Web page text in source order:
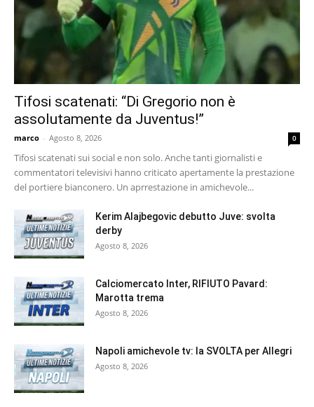
Tifosi scatenati: “Di Gregorio non è
assolutamente da Juventus!”
marco - Agosto 8, 2026 0
Tifosi scatenati sui social e non solo. Anche tanti giornalisti e
commentatori televisivi hanno criticato apertamente la prestazione
del portiere bianconero. Un aprrestazione in amichevole...
Kerim Alajbegovic debutto Juve: svolta
derby
Agosto 8, 2026
Calciomercato Inter, RIFIUTO Pavard:
Marotta trema
Agosto 8, 2026
Napoli amichevole tv: la SVOLTA per Allegri
Agosto 8, 2026